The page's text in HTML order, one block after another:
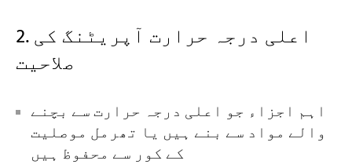
2. اعلی درجہ حرارت آپریٹنگ کی
صلاحیت
اہم اجزاء جو اعلی درجہ حرارت سے بچنے
والے مواد سے بنے ہیں یا تھرمل موصلیت
کے کور سے محفوظ ہیں